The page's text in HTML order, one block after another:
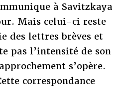
à Savitzkaya
Mais celui-ci reste
des lettres brèves et
pas l’intensité de son
s’opère.
correspondance